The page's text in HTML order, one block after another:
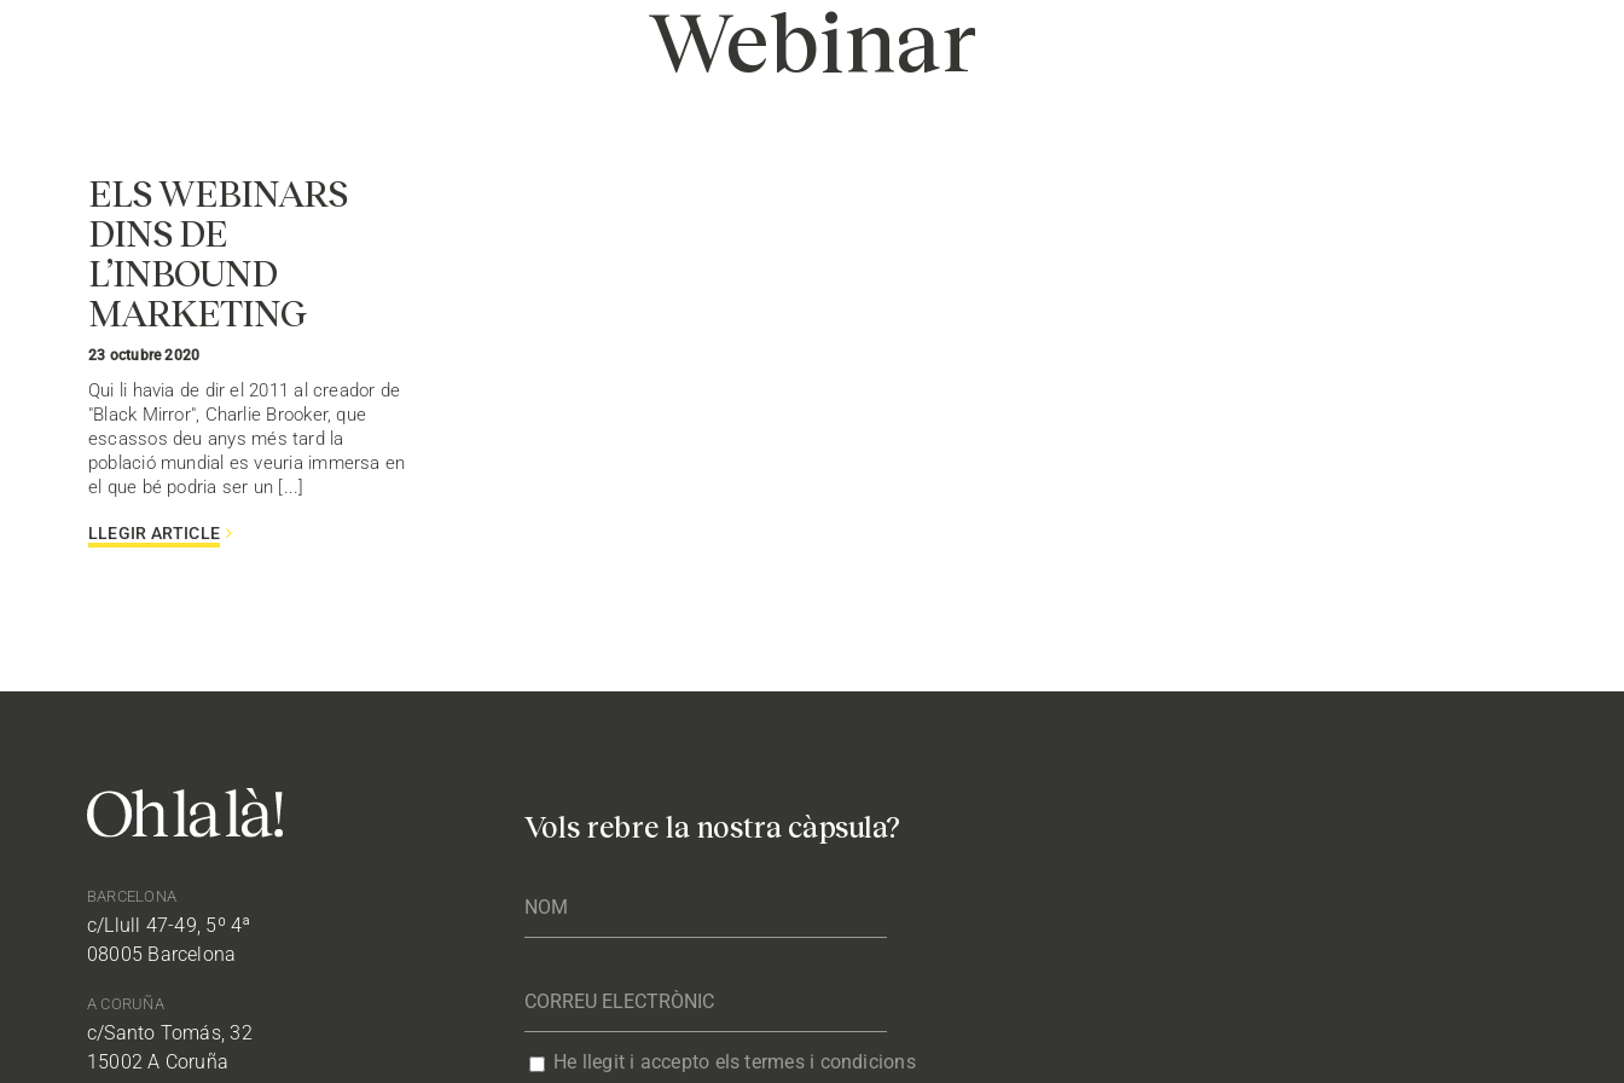
Webinar
ELS WEBINARS
DINS DE
L’INBOUND
MARKETING
23 octubre 2020
Qui li havia de dir el 2011 al creador de
"Black Mirror", Charlie Brooker, que
escassos deu anys més tard la
població mundial es veuria immersa en
el que bé podria ser un [...]
LLEGIR ARTICLE
BARCELONA
c/Llull 47-49, 5º 4ª
08005 Barcelona
A CORUÑA
c/Santo Tomás, 32
15002 A Coruña
Vols rebre la nostra càpsula?
He llegit i accepto els termes i condicions